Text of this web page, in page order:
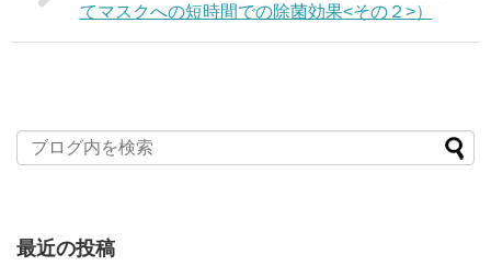
てマスクへの短時間での除菌効果<その２>）
最近の投稿